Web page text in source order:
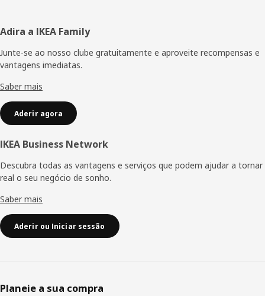
Rodapé
Adira a IKEA Family
Junte-se ao nosso clube gratuitamente e aproveite recompensas e
vantagens imediatas.
Saber mais
Aderir agora
IKEA Business Network
Descubra todas as vantagens e serviços que podem ajudar a tornar
real o seu negócio de sonho.
Saber mais
Aderir ou Iniciar sessão
Planeie a sua compra